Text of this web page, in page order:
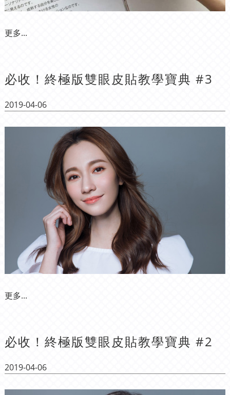
更多...
必收！終極版雙眼皮貼教學寶典 #3
2019-04-06
更多...
必收！終極版雙眼皮貼教學寶典 #2
2019-04-06